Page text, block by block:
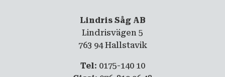
Lindris Såg AB
Lindrisvägen 5
763 94 Hallstavik
Tel: 0175-140 10